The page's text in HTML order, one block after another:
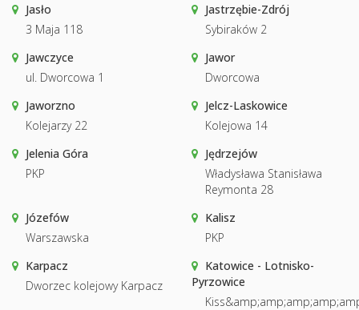
Jasło
3 Maja 118
Jastrzębie-Zdrój
Sybiraków 2
Jawczyce
ul. Dworcowa 1
Jawor
Dworcowa
Jaworzno
Kolejarzy 22
Jelcz-Laskowice
Kolejowa 14
Jelenia Góra
PKP
Jędrzejów
Władysława Stanisława
Reymonta 28
Józefów
Warszawska
Kalisz
PKP
Karpacz
Dworzec kolejowy Karpacz
Katowice - Lotnisko-
Pyrzowice